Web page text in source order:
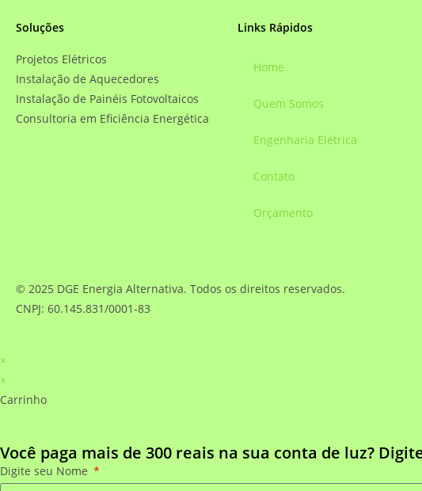
Soluções
Projetos Elétricos
Instalação de Aquecedores
Instalação de Painéis Fotovoltaicos
Consultoria em Eficiência Energética
Links Rápidos
Home
Quem Somos
Engenharia Elétrica
Contato
Orçamento
© 2025 DGE Energia Alternativa. Todos os direitos reservados.
CNPJ: 60.145.831/0001-83
×
×
Carrinho
Você paga mais de 300 reais na sua conta de luz?
Digite seu Nome